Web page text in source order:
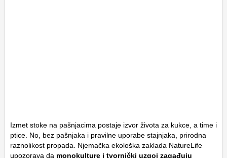
Izmet stoke na pašnjacima postaje izvor života za kukce, a time i
ptice. No, bez pašnjaka i pravilne uporabe stajnjaka, prirodna
raznolikost propada. Njemačka ekološka zaklada NatureLife
upozorava da monokulture i tvornički uzgoj zagađuju